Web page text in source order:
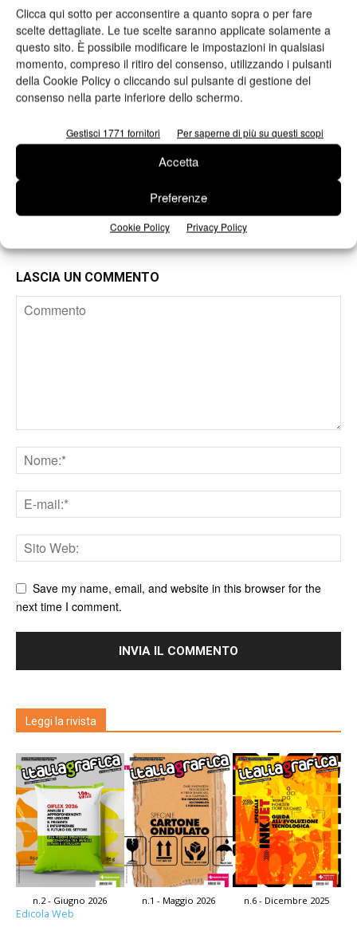
Clicca qui sotto per acconsentire a quanto sopra o per fare
scelte dettagliate. Le tue scelte saranno applicate solamente a
questo sito. È possibile modificare le impostazioni in qualsiasi
momento, compreso il ritiro del consenso, utilizzando i pulsanti
della Cookie Policy o cliccando sul pulsante di gestione del
consenso nella parte inferiore dello schermo.
Gestisci 1771 fornitori Per saperne di più su questi scopi
Accetta
Preferenze
Cookie Policy Privacy Policy
nuovo format Exhibition & Conference
Assografici celebra 80 anni, a Milano
due giornate dedicate al futuro della
filiera grafica e cartotecnica
Heidelberg punta su packaging,
digitale e nuove tecnologie: approvata
LASCIA UN COMMENTO
Save my name, email, and website in this browser for the
next time I comment.
Leggi la rivista
n.2 - Giugno 2026 n.1 - Maggio 2026 n.6 - Dicembre 2025
Edicola Web